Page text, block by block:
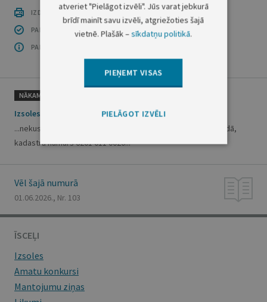
IZDRUKĀT PUBLIKĀCIJU
PAR INFORMĀCIJAS DROŠĪBU
PAR ŠO GRUPU
NĀKAMAIS
Izsoles
...nekustamo īpašumu Ēdoles ielā 18, Kuldīgā, Kuldīgas novadā,
kadastra numurs 6201 011 0020...
Vēl šajā numurā
01.06.2026., Nr. 103
ĪSCEĻI
Izsoles
Amatu konkursi
Mantojumu ziņas
atveriet "Pielāgot izvēli". Jūs varat jebkurā
brīdī mainīt savu izvēli, atgriežoties šajā
vietnē. Plašāk –sīkdatņu politikā.
PIEŅEMT VISAS
PIELĀGOT IZVĒLI